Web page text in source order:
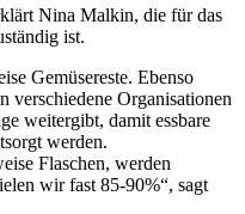
Nina Malkin, die für das
ist.
Gemüsereste. Ebenso
verschiedene Organisationen
weitergibt, damit essbare
werden.
Flaschen, werden
wir fast 85-90%“, sagt